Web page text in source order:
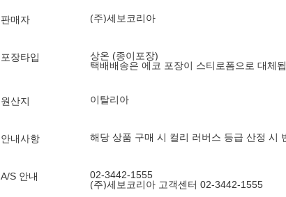
판매자 (주)세보코리아
포장타입
상온 (종이포장)
택배배송은 에코 포장이 스티로폼으로 대체
원산지 이탈리아
안내사항 해당 상품 구매 시 컬리 러버스 등급 산정 시
A/S 안내
02-3442-1555
(주)세보코리아 고객센터 02-3442-1555